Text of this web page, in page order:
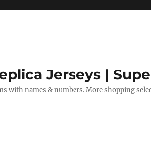
Jerseys |
with names & numbers. More shopping